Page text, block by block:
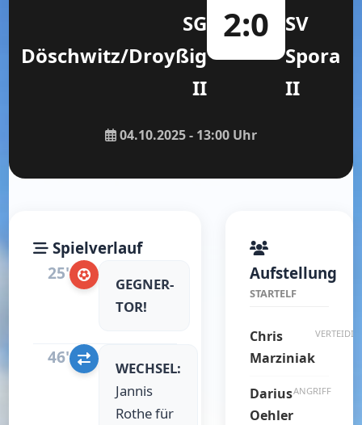
SG
Döschwitz/Droyßig
II
2:0
SV
Spora
II
04.10.2025 - 13:00 Uhr
Spielverlauf
25'
GEGNER-
TOR!
46'
WECHSEL:
Jannis
Rothe für
Aufstellung
STARTELF
Chris
Marziniak
Darius
Oehler
ANGRIFF